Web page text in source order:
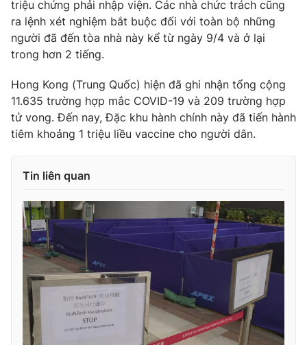
Emagazine Podcast
Photo
Video Shorts video
VTV Money VTV Thể thao
VTV Sức khoẻ
Thị trường 24h Tấm lòng Việt
VTV4 Vươn mình bằng AI
VTV9 VTV8
Liên hệ tòa soạn English
triệu chứng phải nhập viện. Các nhà chức trách cũng
ra lệnh xét nghiệm bắt buộc đối với toàn bộ những
người đã đến tòa nhà này kể từ ngày 9/4 và ở lại
trong hơn 2 tiếng.
Hong Kong (Trung Quốc) hiện đã ghi nhận tổng cộng
11.635 trường hợp mắc COVID-19 và 209 trường hợp
tử vong. Đến nay, Đặc khu hành chính này đã tiến hành
tiêm khoảng 1 triệu liều vaccine cho người dân.
Tin liên quan